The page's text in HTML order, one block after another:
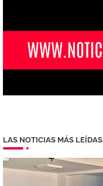
LAS NOTICIAS MÁS LEÍDAS